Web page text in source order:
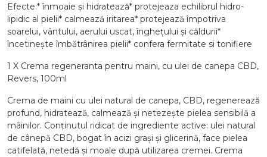
Efecte:* înmoaie și hidratează* protejeaza echilibrul hidro-
lipidic al pielii* calmează iritarea* protejează împotriva
soarelui, vântului, aerului uscat, înghețului și căldurii*
încetinește îmbătrânirea pielii* confera fermitate si tonifiere
1 X Crema regeneranta pentru maini, cu ulei de canepa CBD,
Revers, 100ml
Crema de maini cu ulei natural de canepa, CBD, regenerează
profund, hidratează, calmează și netezește pielea sensibilă a
mâinilor. Conținutul ridicat de ingrediente active: ulei natural
de cânepă CBD, bogat în acizi grași și glicerină, face pielea
catifelată, netedă și moale după utilizarea cremei. Crema